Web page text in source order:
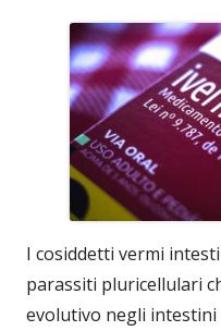
I cosiddetti vermi
parassiti pluricellulari
evolutivo negli intestini